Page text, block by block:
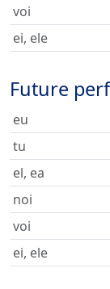
voi
ei, ele
Future
eu
tu
el, ea
noi
voi
ei, ele